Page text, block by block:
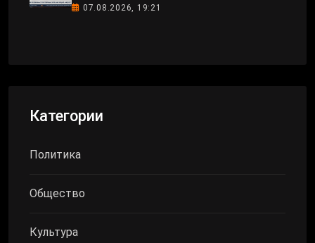
07.08.2026, 19:21
Категории
Политика
Общество
Культура